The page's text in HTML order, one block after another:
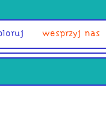
wesprzyj nas